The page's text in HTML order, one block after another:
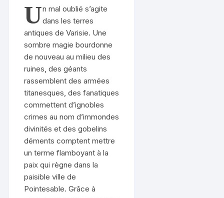
Un mal oublié s’agite
dans les terres
antiques de Varisie. Une
sombre magie bourdonne
de nouveau au milieu des
ruines, des géants
rassemblent des armées
titanesques, des fanatiques
commettent d’ignobles
crimes au nom d’immondes
divinités et des gobelins
déments comptent mettre
un terme flamboyant à la
paix qui règne dans la
paisible ville de
Pointesable. Grâce à